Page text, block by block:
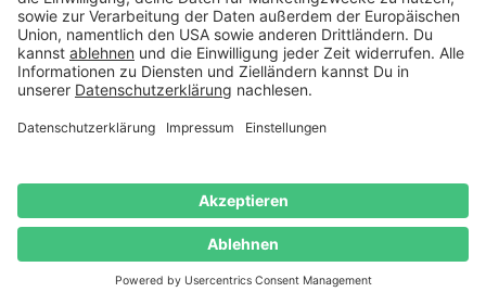
das zukünftige Ehepaar mit dem Geschenk nichts
anzufangen weiß. Ausgefallene Geschenke zur Hochzeit
solltest du daher mit großer Sorgfalt auswählen. Schließlich
möchtest du kein gut gemeintes Präsent überreichen, über
das niemand außer dir lachen kann. Eine der wichtigsten
Brautleute entsprechen. Um originelle Hochzeitsgeschenke
zu finden, die dem Paar wirklich gefallen, solltest du die
Beschenkten entweder sehr gut kennen - oder du
erkundigst dich sehr sorgfältig über Vorlieben und